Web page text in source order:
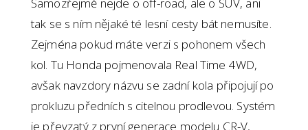
tak se s ním nějaké té lesní cesty bát nemusíte.
Zejména pokud máte verzi s pohonem všech
kol. Tu Honda pojmenovala Real Time 4WD,
avšak navzdory názvu se zadní kola připojují po
prokluzu předních s citelnou prodlevou. Systém
je převzatý z první generace modelu CR-V,